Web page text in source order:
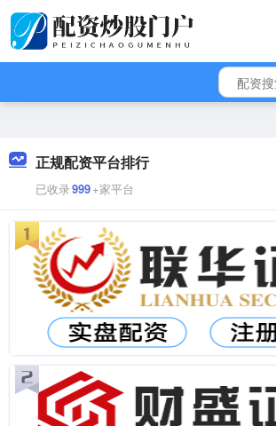
正规配资平台排行
已收录999+家平台